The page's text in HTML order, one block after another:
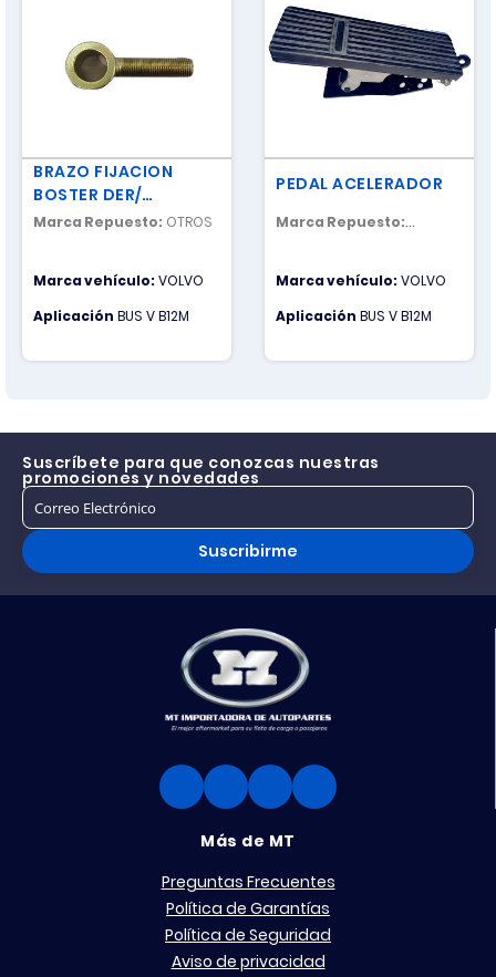
BRAZO FIJACION
BOSTER DER/
EXTREMO
Marca Repuesto: OTROS
Marca vehículo:VOLVO
Aplicación BUS V B12M
PEDAL ACELERADOR
Marca Repuesto:
Marca vehículo:VOLVO
Aplicación BUS V B12M
Suscríbete para que conozcas nuestras
promociones y novedades
Suscribirme
Más de MT
Preguntas Frecuentes
Política de Garantías
Política de Seguridad
Aviso de privacidad